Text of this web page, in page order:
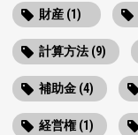
財産 (1)
計算方法 (9)
補助金 (4)
経営権 (1)